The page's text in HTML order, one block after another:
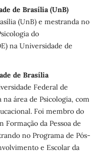
de Brasília (UnB)
(UnB) e mestranda no
do
na Universidade de
de Brasília
Federal de
área de Psicologia, com
Foi membro do
Formação da Pessoa de
no Programa de Pós-
e Escolar da